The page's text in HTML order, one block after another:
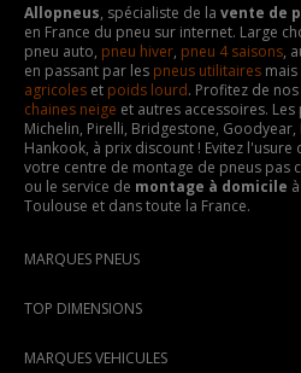
Allopneus, spécialiste de la vente de
en France du pneu sur internet. Large
pneu auto, pneu hiver, pneu 4 saisons,
en passant par les pneus utilitaires mais
agricoles et poids lourd. Profitez de
chaines neige et autres accessoires.
Michelin, Pirelli, Bridgestone,
Hankook, à prix discount ! Evitez l'usure
votre centre de montage de pneus pas
ou le service de montage à domicile
Toulouse et dans toute la France.
MARQUES PNEUS
Pneus Continental
TOP DIMENSIONS
MARQUES VEHICULES